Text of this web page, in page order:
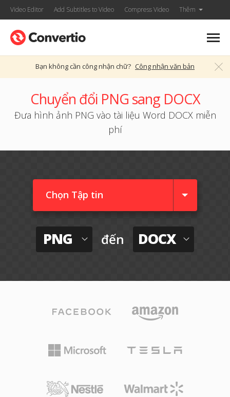
Video Editor Add Subtitles to Video Compress Video Thêm
Bạn không cần công nhận chữ? Công nhận văn bản
Chuyển đổi PNG sang DOCX
Đưa hình ảnh PNG vào tài liệu Word DOCX miễn
phí
Chọn Tập tin
PNG đến DOCX